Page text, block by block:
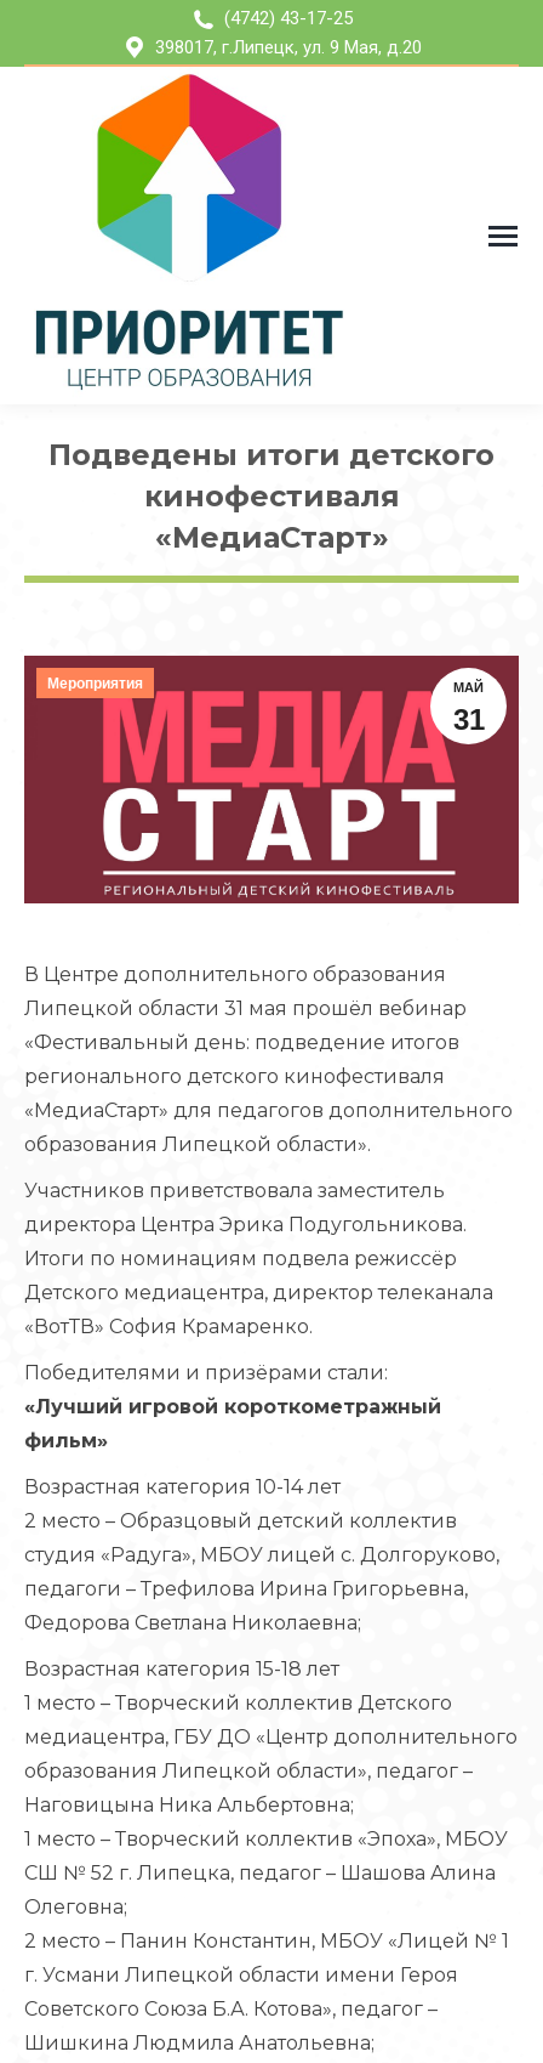
(4742) 43-17-25
398017, г.Липецк, ул. 9 Мая, д.20
Подведены итоги детского
кинофестиваля
«МедиаСтарт»
МАЙ
31
Мероприятия
В Центре дополнительного образования
Липецкой области 31 мая прошёл вебинар
«Фестивальный день: подведение итогов
регионального детского кинофестиваля
«МедиаСтарт» для педагогов дополнительного
образования Липецкой области».
Участников приветствовала заместитель
директора Центра Эрика Подугольникова.
Итоги по номинациям подвела режиссёр
Детского медиацентра, директор телеканала
«ВотТВ» София Крамаренко.
Победителями и призёрами стали:
«Лучший игровой короткометражный
фильм»
Возрастная категория 10-14 лет
2 место – Образцовый детский коллектив
студия «Радуга», МБОУ лицей с. Долгоруково,
педагоги – Трефилова Ирина Григорьевна,
Федорова Светлана Николаевна;
Возрастная категория 15-18 лет
1 место – Творческий коллектив Детского
медиацентра, ГБУ ДО «Центр дополнительного
образования Липецкой области», педагог –
Наговицына Ника Альбертовна;
1 место – Творческий коллектив «Эпоха», МБОУ
СШ № 52 г. Липецка, педагог – Шашова Алина
Олеговна;
2 место – Панин Константин, МБОУ «Лицей № 1
г. Усмани Липецкой области имени Героя
Советского Союза Б.А. Котова», педагог –
Шишкина Людмила Анатольевна;